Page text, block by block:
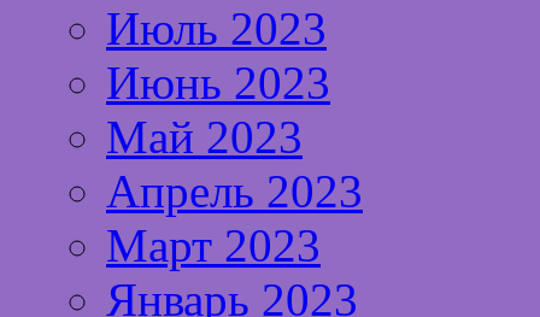
Июль 2023
Июнь 2023
Май 2023
Апрель 2023
Март 2023
Январь 2023